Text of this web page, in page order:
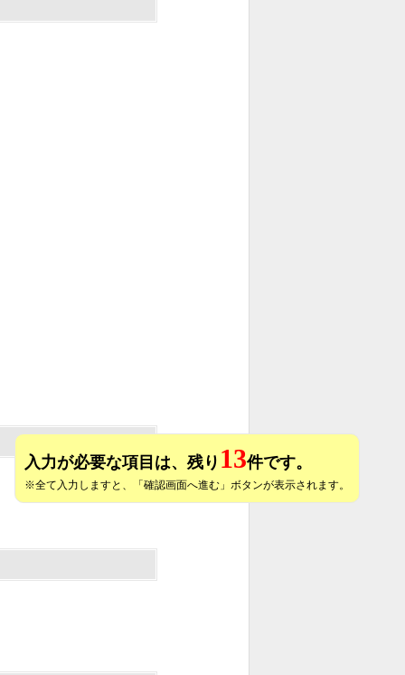
入力が必要な項目は、残り 13件です。
※全て入力しますと、「確認画面へ進む」ボタンが表示されます。